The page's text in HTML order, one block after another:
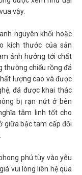
vậy.
nguyên khối hoặc
kích thước của sản
ảnh hưởng tới chất
thường chiếu rồng đá
lượng cao và được
đá được khai thác
bị rạn nứt ở bên
tâm linh tốt cho
giữa bậc tam cấp đối
phú tùy vào yêu
vui lòng liên hệ qua